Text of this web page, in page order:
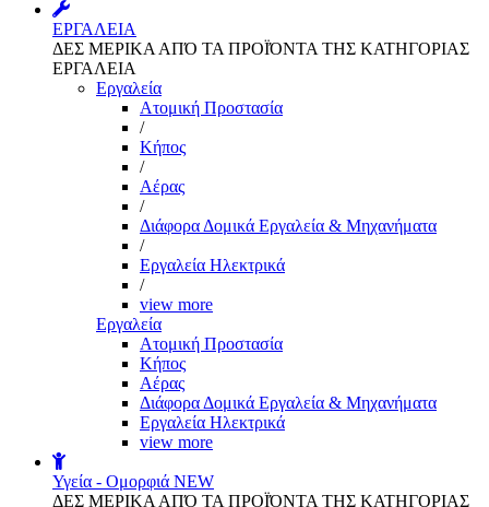
ΕΡΓΑΛΕΙΑ
ΔΕΣ ΜΕΡΙΚΑ ΑΠΌ ΤΑ ΠΡΟΪΌΝΤΑ ΤΗΣ ΚΑΤΗΓΟΡΙΑΣ
ΕΡΓΑΛΕΙΑ
Εργαλεία
Aτομική Προστασία
/
Kήπος
/
Αέρας
/
Διάφορα Δομικά Εργαλεία & Μηχανήματα
/
Εργαλεία Ηλεκτρικά
/
view more
Εργαλεία
Aτομική Προστασία
Kήπος
Αέρας
Διάφορα Δομικά Εργαλεία & Μηχανήματα
Εργαλεία Ηλεκτρικά
view more
Υγεία - Ομορφιά NEW
ΔΕΣ ΜΕΡΙΚΑ ΑΠΌ ΤΑ ΠΡΟΪΌΝΤΑ ΤΗΣ ΚΑΤΗΓΟΡΙΑΣ